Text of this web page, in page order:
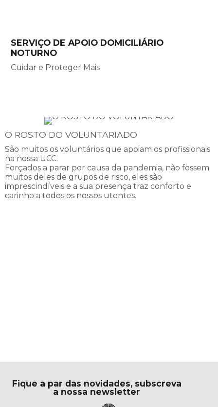
SERVIÇO DE APOIO DOMICILIÁRIO
NOTURNO
Cuidar e Proteger Mais
O ROSTO DO VOLUNTARIADO
São muitos os voluntários que apoiam os profissionais
na nossa UCC.
Forçados a parar por causa da pandemia, não fossem
muitos deles de grupos de risco, eles são
imprescindíveis e a sua presença traz conforto e
carinho a todos os nossos utentes.
Fique a par das novidades, subscreva
a nossa newsletter